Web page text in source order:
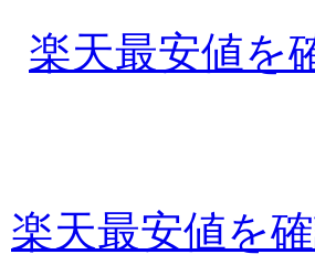
楽天最安値を
楽天最安値を